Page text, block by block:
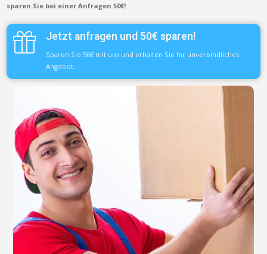
sparen Sie bei einer Anfragen 50€!
Jetzt anfragen und 50€ sparen!
Sparen Sie 50€ mit uns und erhalten Sie Ihr unverbindliches
Angebot.